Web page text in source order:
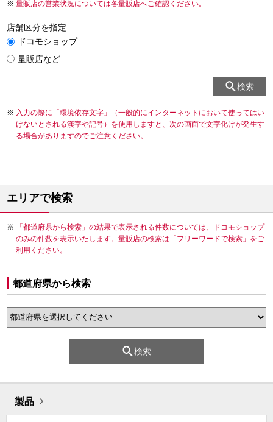
量販店の営業状況については各量販店へご確認ください。
店舗区分を指定
ドコモショップ
量販店など
検索
入力の際に「環境依存文字」（一般的にインターネットにおいて使ってはい
けないとされる漢字や記号）を使用しますと、次の画面で文字化けが発生す
る場合がありますのでご注意ください。
エリアで検索
「都道府県から検索」の結果で表示される件数については、ドコモショップ
のみの件数を表示いたします。量販店の検索は「フリーワードで検索」をご
利用ください。
都道府県から検索
検索
製品